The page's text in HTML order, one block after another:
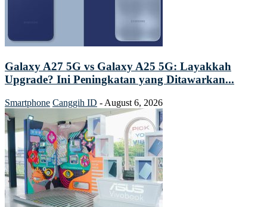
Galaxy A27 5G vs Galaxy A25 5G: Layakkah
Upgrade? Ini Peningkatan yang Ditawarkan...
Smartphone Canggih ID - August 6, 2026